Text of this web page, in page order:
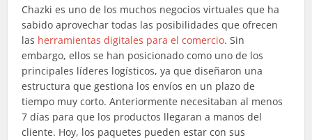
Chazki es uno de los muchos negocios virtuales que ha
sabido aprovechar todas las posibilidades que ofrecen
las herramientas digitales para el comercio. Sin
embargo, ellos se han posicionado como uno de los
principales líderes logísticos, ya que diseñaron una
estructura que gestiona los envíos en un plazo de
tiempo muy corto. Anteriormente necesitaban al menos
7 días para que los productos llegaran a manos del
cliente. Hoy, los paquetes pueden estar con sus